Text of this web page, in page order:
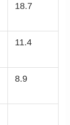
18.7
11.4
8.9